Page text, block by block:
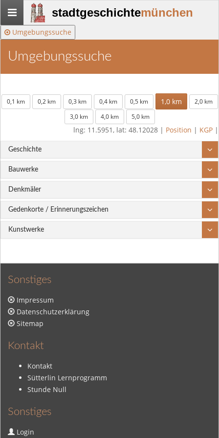
Stadtgeschichte-
München
stadtgeschichtemünchen
Umgebungssuche
Umgebungssuche
0,1 km 0,2 km 0,3 km 0,4 km 0,5 km 1,0 km
2,0 km
3,0 km
4,0 km 5,0 km
lng: 11.5951, lat: 48.12028 | Position | KGP |
Geschichte
Bauwerke
Denkmäler
Gedenkorte / Erinnerungszeichen
Kunstwerke
Sonstiges
Impressum
Datenschutzerklärung
Sitemap
Kontakt
Kontakt
Sütterlin Lernprogramm
Stunde Null
Sonstiges
Login